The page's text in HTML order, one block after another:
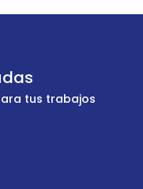
tus trabajos